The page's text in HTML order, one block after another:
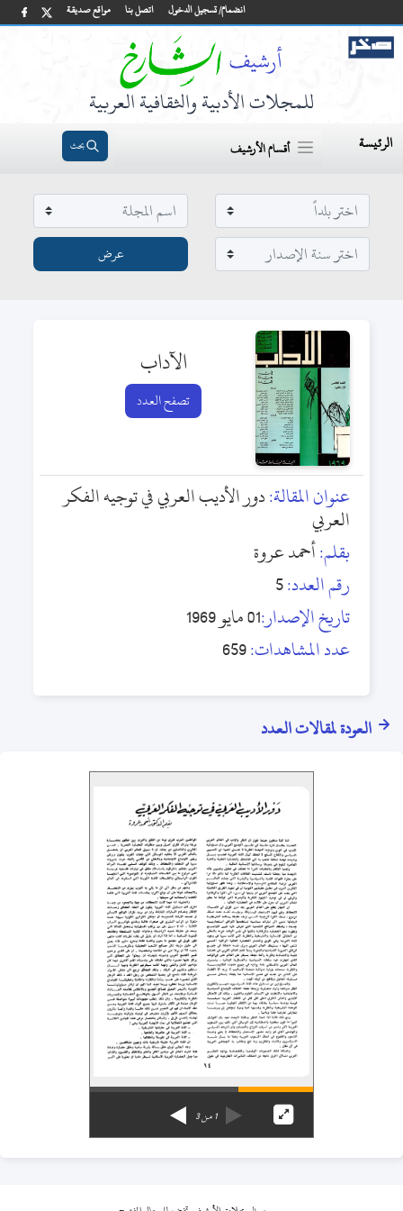
مواقع صديقة اتصل بنا انضمام/ تسجيل الدخول
للمجلات الأدبية والثقافية العربية
الرئيسة أقسام الأرشيف بحث
الآداب
تصفح العدد
عنوان المقالة:دور الأديب العربي في توجيه الفكر
العربي
بقلم:أحمد عروة
رقم العدد:5
تاريخ الإصدار:01 مايو 1969
عدد المشاهدات:659
العودة لمقالات العدد
1من3